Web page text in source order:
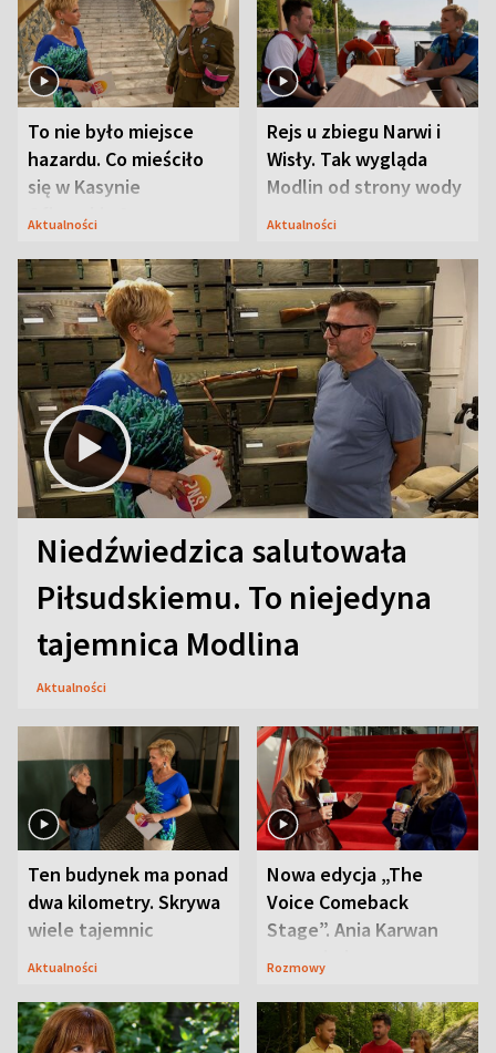
To nie było miejsce
hazardu. Co mieściło
się w Kasynie
Oficerskim?
Aktualności
Rejs u zbiegu Narwi i
Wisły. Tak wygląda
Modlin od strony wody
Aktualności
Niedźwiedzica salutowała
Piłsudskiemu. To niejedyna
tajemnica Modlina
Aktualności
Ten budynek ma ponad
dwa kilometry. Skrywa
wiele tajemnic
Aktualności
Nowa edycja „The
Voice Comeback
Stage”. Ania Karwan
zapowiada
Rozmowy